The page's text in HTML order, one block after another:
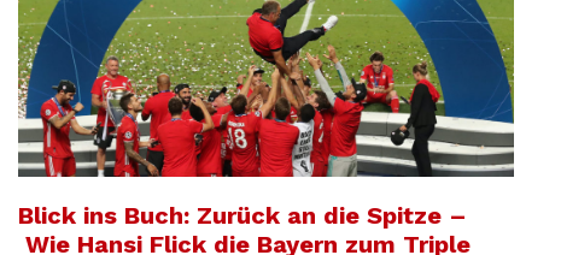
Blick ins Buch: Zurück an die Spitze –
Wie Hansi Flick die Bayern zum Triple